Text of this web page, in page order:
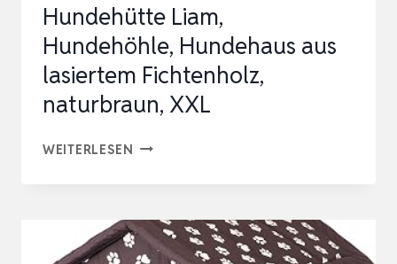
Hundehütte Liam,
Hundehöhle, Hundehaus aus
lasiertem Fichtenholz,
naturbraun, XXL
WEITERLESEN HUNDEHÜTTE
HUNDEHAUS
AUS